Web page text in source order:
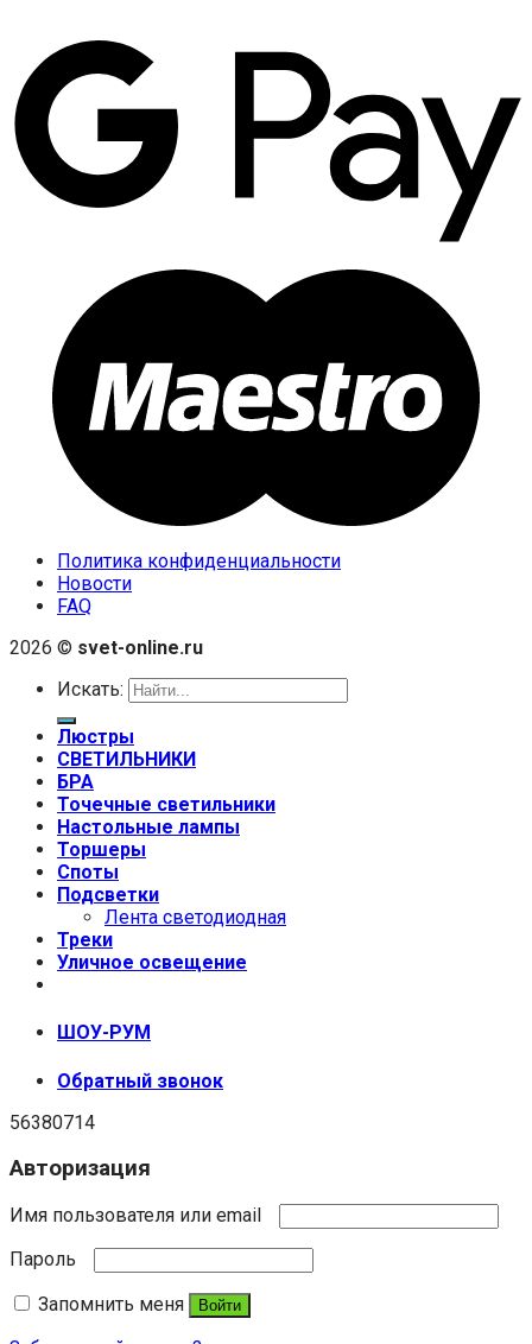
Политика конфиденциальности
Новости
FAQ
2026 © svet-online.ru
Искать:
Люстры
СВЕТИЛЬНИКИ
БРА
Точечные светильники
Настольные лампы
Торшеры
Споты
Подсветки
Лента светодиодная
Треки
Уличное освещение
ШОУ-РУМ
Обратный звонок
56380714
Авторизация
Имя пользователя или email
Пароль
Запомнить меня
Войти